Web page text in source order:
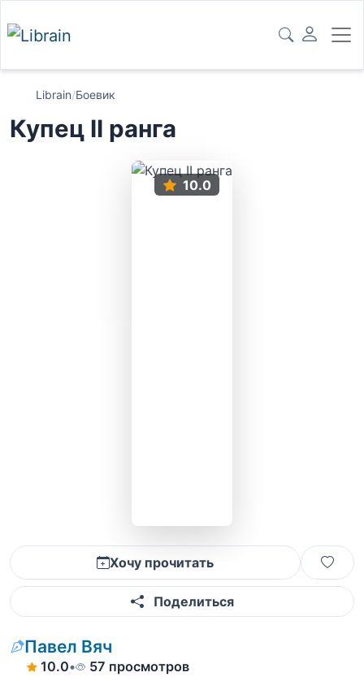
Librain/Боевик
Купец II ранга
10.0
Хочу прочитать
Поделиться
Павел Вяч
10.0• 57 просмотров